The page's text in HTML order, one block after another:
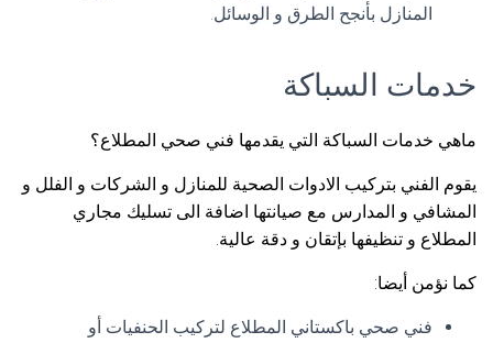
المنازل بأنجح الطرق و الوسائل.
خدمات السباكة
ماهي خدمات السباكة التي يقدمها فني صحي المطلاع؟
يقوم الفني بتركيب الادوات الصحية للمنازل و الشركات و الفلل و
المشافي و المدارس مع صيانتها اضافة الى تسليك مجاري
المطلاع و تنظيفها بإتقان و دقة عالية.
كما نؤمن أيضا:
فني صحي باكستاني المطلاع لتركيب الحنفيات أو